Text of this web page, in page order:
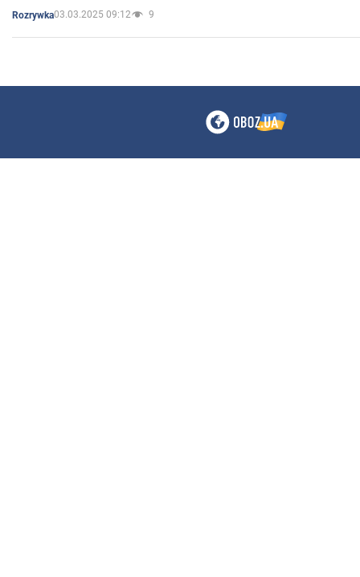
Rozrywka03.03.2025 09:12 9